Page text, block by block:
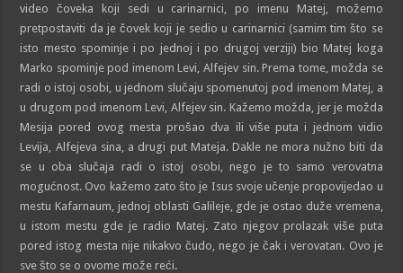
video čoveka koji sedi u carinarnici, po imenu Matej, možemo
pretpostaviti da je čovek koji je sedio u carinarnici (samim tim što se
isto mesto spominje i po jednoj i po drugoj verziji) bio Matej koga
Marko spominje pod imenom Levi, Alfejev sin. Prema tome, možda se
radi o istoj osobi, u jednom slučaju spomenutoj pod imenom Matej, a
u drugom pod imenom Levi, Alfejev sin. Kažemo možda, jer je možda
Mesija pored ovog mesta prošao dva ili više puta i jednom vidio
Levija, Alfejeva sina, a drugi put Mateja. Dakle ne mora nužno biti da
se u oba slučaja radi o istoj osobi, nego je to samo verovatna
mogućnost. Ovo kažemo zato što je Isus svoje učenje propovijedao u
mestu Kafarnaum, jednoj oblasti Galileje, gde je ostao duže vremena,
u istom mestu gde je radio Matej. Zato njegov prolazak više puta
pored istog mesta nije nikakvo čudo, nego je čak i verovatan. Ovo je
sve što se o ovome može reći.